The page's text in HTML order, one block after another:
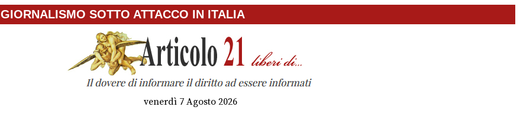
GIORNALISMO SOTTO ATTACCO IN ITALIA
venerdì 7 Agosto 2026